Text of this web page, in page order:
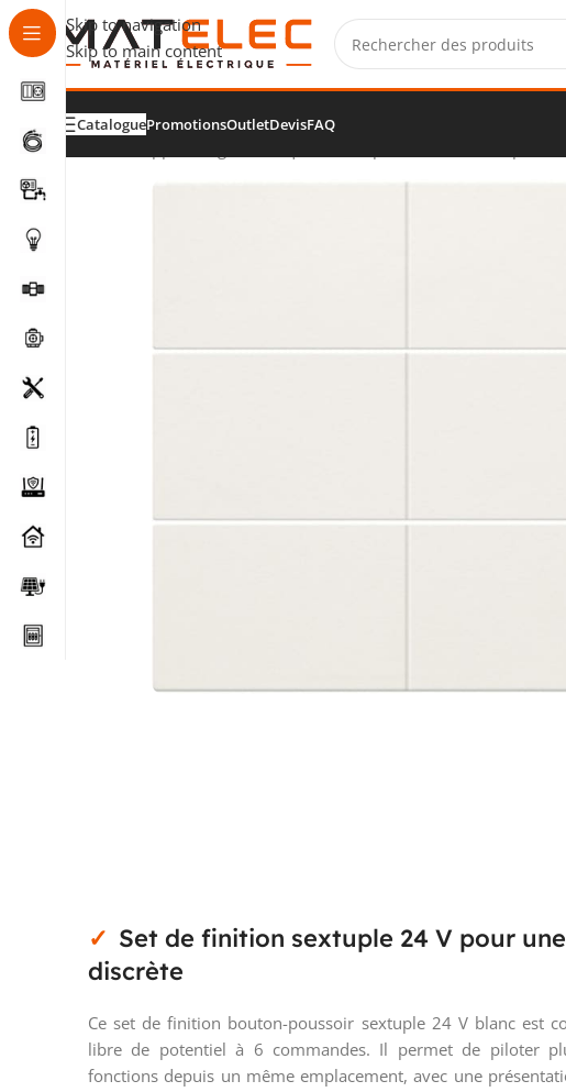
Skip to navigation
Skip to main content
CataloguePromotionsOutletDevisFAQ
Set de finition sextuple 24 V pour
discrète
Ce set de finition bouton-poussoir sextuple 24 V blanc est
libre de potentiel à 6 commandes. Il permet de piloter
fonctions depuis un même emplacement, avec une